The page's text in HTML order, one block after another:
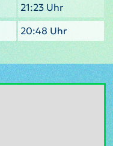
21:23 Uhr
20:48 Uhr